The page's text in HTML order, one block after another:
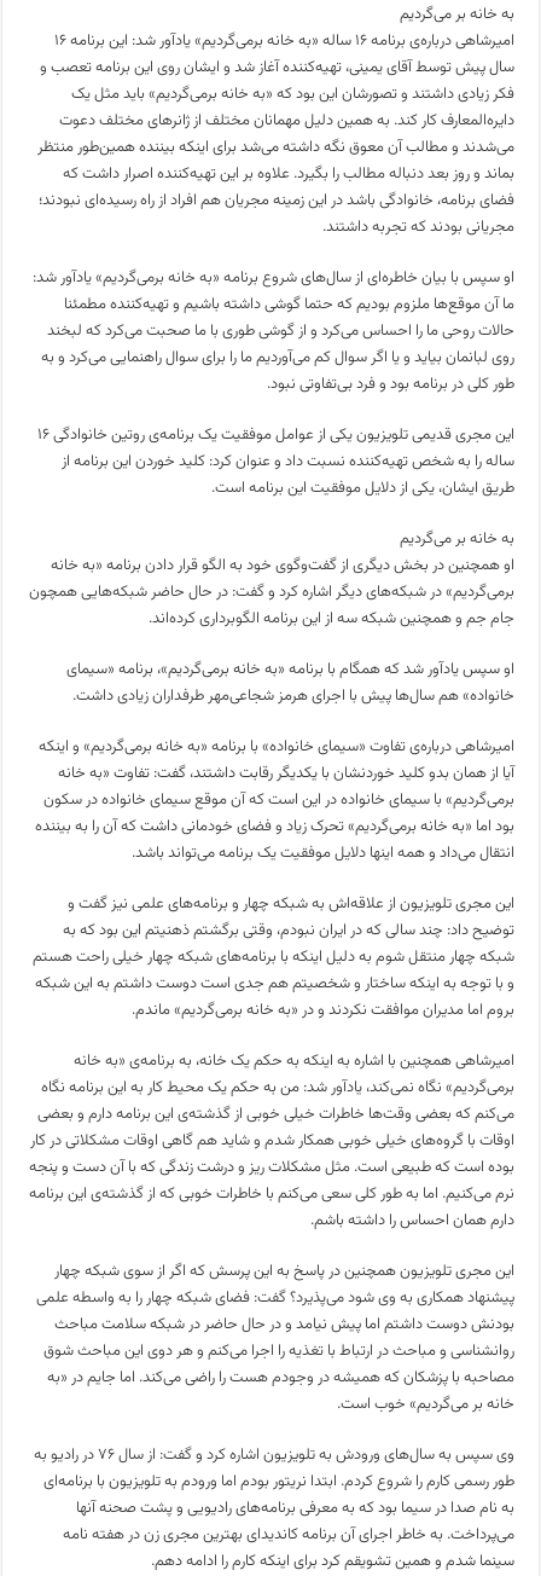
به خانه بر می‌گردیم
امیرشاهی درباره‌ی برنامه ۱۶ ساله‌ «به خانه برمی‌گردیم» یادآور شد: این برنامه ۱۶
سال پیش توسط آقای یمینی، تهیه‌کننده آغاز شد و ایشان روی این برنامه تعصب و
فکر زیادی داشتند و تصورشان این بود که «به خانه برمی‌گردیم» باید مثل یک
دایره‌المعارف کار کند. به همین دلیل مهمانان مختلف از ژانرهای مختلف دعوت
می‌شدند و مطالب آن معوق نگه داشته می‌شد برای اینکه بیننده همین‌طور منتظر
بماند و روز بعد دنباله مطالب را بگیرد. علاوه بر این تهیه‌کننده اصرار داشت که
فضای برنامه، خانوادگی باشد در این زمینه مجریان هم افراد از راه رسیده‌ای نبودند؛
مجریانی بودند که تجربه داشتند.
او سپس با بیان خاطره‌ای از سال‌های شروع برنامه «به خانه برمی‌گردیم» یادآور شد:
ما آن موقع‌ها ملزوم بودیم که حتما گوشی داشته باشیم و تهیه‌کننده مطمئنا
حالات روحی ما را احساس می‌کرد و از گوشی طوری با ما صحبت می‌کرد که لبخند
روی لبانمان بیاید و یا اگر سوال کم می‌آوردیم ما را برای سوال راهنمایی می‌کرد و به
طور کلی در برنامه بود و فرد بی‌تفاوتی نبود.
این مجری قدیمی تلویزیون یکی از عوامل موفقیت یک برنامه‌ی روتین خانوادگی ۱۶
ساله را به شخص تهیه‌کننده نسبت داد و عنوان کرد: کلید خوردن این برنامه از
طریق ایشان‌، یکی از دلایل موفقیت این برنامه است.
به خانه بر می‌گردیم
او همچنین در بخش دیگری از گفت‌وگوی خود به الگو قرار دادن برنامه «به خانه
برمی‌گردیم» در شبکه‌های دیگر اشاره کرد و گفت: در حال حاضر شبکه‌هایی همچون
جام جم و همچنین شبکه سه از این برنامه الگوبرداری کرده‌اند.
او سپس یادآور شد که همگام با برنامه «به خانه برمی‌گردیم»، برنامه «سیمای
خانواده» هم سال‌ها پیش با اجرای هرمز شجاعی‌مهر طرفداران زیادی داشت.
امیرشاهی درباره‌ی تفاوت «سیمای خانواده» با برنامه «به خانه برمی‌گردیم» و اینکه
آیا از همان بدو کلید خوردنشان با یکدیگر رقابت داشتند،‌ گفت: تفاوت «به خانه
برمی‌گردیم» با سیمای خانواده در این است که آن موقع سیمای خانواده در سکون
بود اما «به خانه برمی‌گردیم» تحرک زیاد و فضای خودمانی داشت که آن را به بیننده
انتقال می‌داد و همه اینها دلایل موفقیت یک برنامه می‌تواند باشد.
این مجری تلویزیون از علاقه‌اش به شبکه چهار و برنامه‌های علمی نیز گفت و
توضیح داد: چند سالی که در ایران نبودم، وقتی برگشتم ذهنیتم این بود که به
شبکه چهار منتقل شوم به دلیل اینکه با برنامه‌های شبکه چهار خیلی راحت هستم
و با توجه به اینکه ساختار و شخصیتم هم جدی است دوست داشتم به این شبکه
بروم اما مدیران موافقت نکردند و در «به خانه برمی‌گردیم» ماندم.
امیرشاهی همچنین با اشاره به اینکه به حکم یک خانه، به برنامه‌ی «به خانه
برمی‌گردیم» نگاه نمی‌کند، یادآور شد: من به حکم یک محیط کار به این برنامه نگاه
می‌کنم که بعضی وقت‌ها خاطرات خیلی خوبی از گذشته‌ی این برنامه دارم و بعضی
اوقات با گروه‌های خیلی خوبی همکار شدم و شاید هم گاهی اوقات مشکلاتی در کار
بوده است که طبیعی است. مثل مشکلات ریز و درشت زندگی که با آن دست و پنجه
نرم می‌کنیم. اما به طور کلی سعی می‌کنم با خاطرات خوبی که از گذشته‌ی این برنامه
دارم همان احساس را داشته باشم.
این مجری تلویزیون همچنین در پاسخ به این پرسش که اگر از سوی شبکه چهار
پیشنهاد همکاری به وی شود می‌پذیرد؟ گفت: فضای شبکه چهار را به واسطه علمی
بودنش دوست داشتم اما پیش نیامد و در حال حاضر در شبکه سلامت مباحث
روانشناسی و مباحث در ارتباط با تغذیه را اجرا می‌کنم و هر دوی این مباحث شوق
مصاحبه با پزشکان که همیشه در وجودم هست را راضی می‌کند. اما جایم در «به
خانه بر می‌گردیم» خوب است.
وی سپس به سال‌های ورودش به تلویزیون اشاره کرد و گفت: از سال ۷۶ در رادیو به
طور رسمی کارم را شروع کردم. ابتدا نریتور بودم اما ورودم به تلویزیون با برنامه‌ای
به نام صدا در سیما بود که به معرفی برنامه‌های رادیویی و پشت صحنه آنها
می‌پرداخت. به خاطر اجرای آن برنامه کاندیدای بهترین مجری زن در هفته نامه
سینما شدم و همین تشویقم کرد برای اینکه کارم را ادامه دهم.